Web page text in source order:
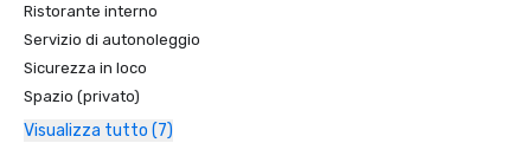
Destinations in US (top listing)
•	Insidehook – Best Hotel Bar in SF
•	SF Travel – Top Rated Luxury Hotels in SF
•	Timeout – One of the Best Luxury Hotels in SF
2023
Ristorante interno
Servizio di autonoleggio
Sicurezza in loco
Spazio (privato)
Visualizza tutto (7)